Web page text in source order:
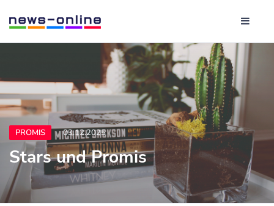
PROMIS 03.12.2025
Stars und Promis